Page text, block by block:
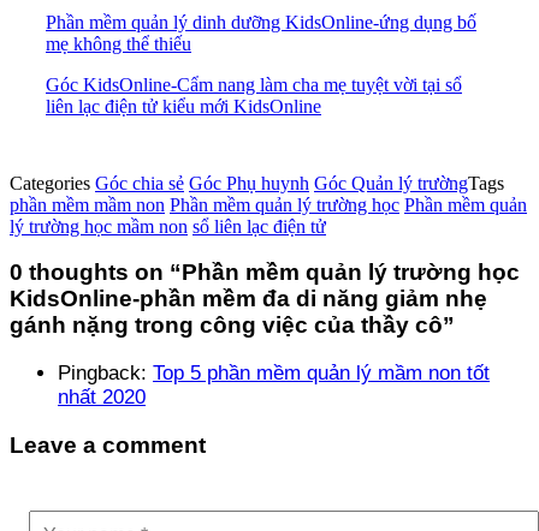
Phần mềm quản lý dinh dưỡng KidsOnline-ứng dụng bố
mẹ không thể thiếu
Góc KidsOnline-Cẩm nang làm cha mẹ tuyệt vời tại sổ
liên lạc điện tử kiểu mới KidsOnline
Categories Góc chia sẻ Góc Phụ huynh Góc Quản lý trườngTags
phần mềm mầm non Phần mềm quản lý trường học Phần mềm quản
lý trường học mầm non sổ liên lạc điện tử
0 thoughts on “Phần mềm quản lý trường học
KidsOnline-phần mềm đa di năng giảm nhẹ
gánh nặng trong công việc của thầy cô”
Pingback: Top 5 phần mềm quản lý mầm non tốt
nhất 2020
Leave a comment